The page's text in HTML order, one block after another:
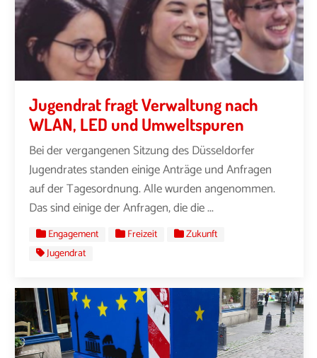
Jugendrat fragt Verwaltung nach
WLAN, LED und Umweltspuren
Bei der vergangenen Sitzung des Düsseldorfer
Jugendrates standen einige Anträge und Anfragen
auf der Tagesordnung. Alle wurden angenommen.
Das sind einige der Anfragen, die die ...
Engagement Freizeit
Zukunft
Jugendrat